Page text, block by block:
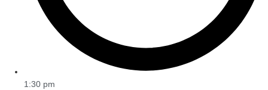
1:30 pm